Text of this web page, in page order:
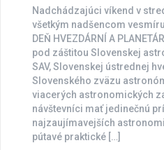
Nadchádzajúci víkend v
všetkým nadšencom
DEŇ HVEZDÁRNÍ A
pod záštitou Slovenskej
SAV, Slovenskej ústrednej
Slovenského zväzu
viacerých astronomických
návštevníci mať jedinečnú
najzaujímavejších
pútavé praktické […]